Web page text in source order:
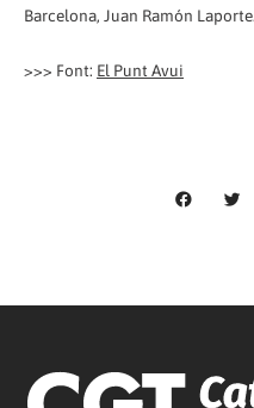
Barcelona, Juan Ramón Laporte.
>>> Font: El Punt Avui